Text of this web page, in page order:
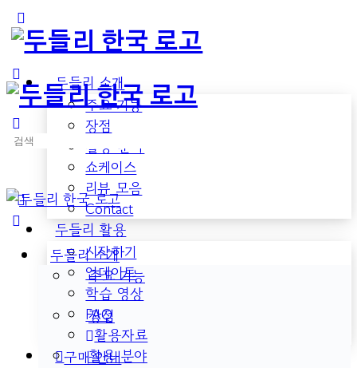
Side
Panel
두들리 소개
주요 기능
장점
활용 분야
쇼케이스
리뷰 모음
Contact
두들리 활용
시작하기
업데이트
학습 영상
FAQ
활용자료
구매 안내
검
두들리 소개
주요 기능
장점
활용 분야